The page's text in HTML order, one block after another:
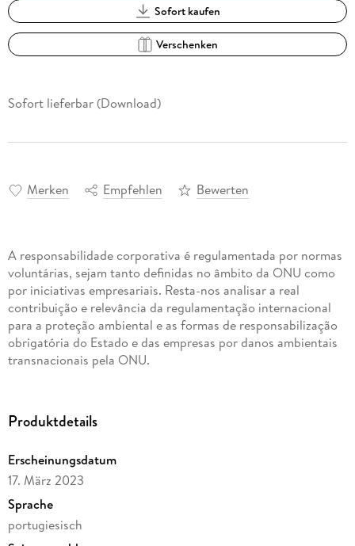
Sofort kaufen
Verschenken
Sofort lieferbar (Download)
Merken Empfehlen Bewerten
A responsabilidade corporativa é regulamentada por normas
voluntárias, sejam tanto definidas no âmbito da ONU como
por iniciativas empresariais. Resta-nos analisar a real
contribuição e relevância da regulamentação internacional
para a proteção ambiental e as formas de responsabilização
obrigatória do Estado e das empresas por danos ambientais
transnacionais pela ONU.
Produktdetails
Erscheinungsdatum
17. März 2023
Sprache
portugiesisch